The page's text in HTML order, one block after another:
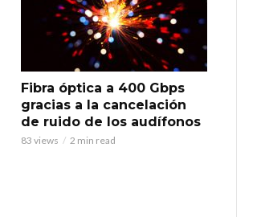
Fibra óptica a 400 Gbps
gracias a la cancelación
de ruido de los audífonos
83 views 2 min read